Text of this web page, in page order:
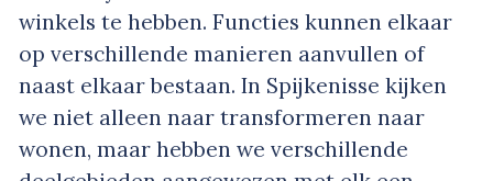
winkels te hebben. Functies kunnen elkaar
op verschillende manieren aanvullen of
naast elkaar bestaan. In Spijkenisse kijken
we niet alleen naar transformeren naar
wonen, maar hebben we verschillende